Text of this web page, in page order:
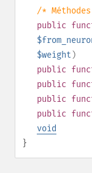
/*
public
$weight )
public
public
public
public
void
}